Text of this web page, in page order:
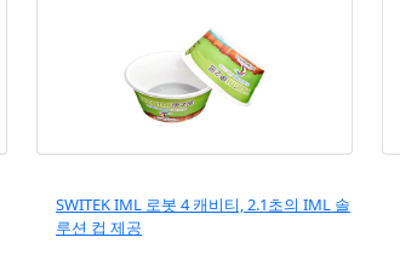
SWITEK IML 로봇 4 캐비티, 2.1초의 IML 솔
루션 컵 제공